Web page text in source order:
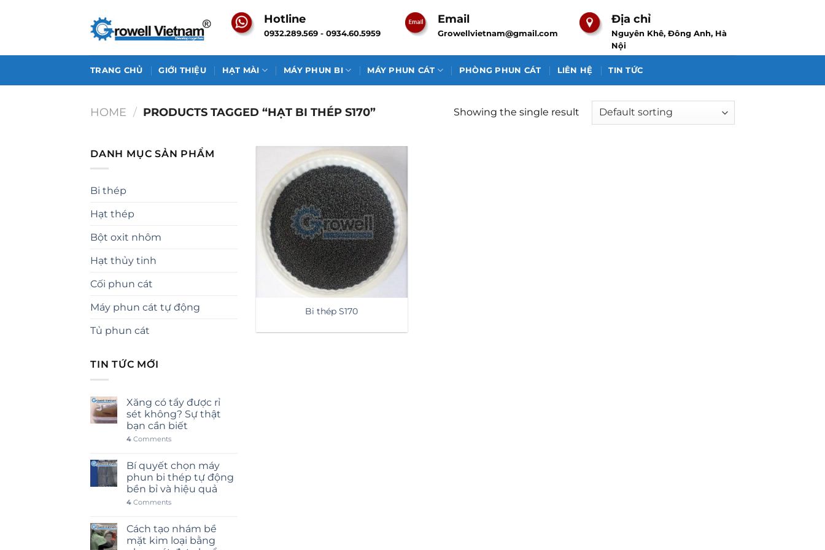
Hotline
0932.289.569 - 0934.60.5959
Email
Growellvietnam@gmail.com
Địa chỉ
Nguyên Khê, Đông Anh, Hà
Nội
TRANG CHỦ GIỚI THIỆU HẠT MÀI MÁY PHUN BI MÁY PHUN CÁT PHÒNG PHUN CÁT LIÊN HỆ TIN TỨC
HOME / PRODUCTS TAGGED “HẠT BI THÉP S170” Showing the single result
DANH MỤC SẢN PHẨM
Bi thép
Hạt thép
Bột oxit nhôm
Hạt thủy tinh
Cối phun cát
Máy phun cát tự động
Tủ phun cát
TIN TỨC MỚI
Xăng có tẩy được rỉ
sét không? Sự thật
bạn cần biết
4 Comments
Bí quyết chọn máy
phun bi thép tự động
bền bỉ và hiệu quả
4 Comments
Cách tạo nhám bề
mặt kim loại bằng
Bi thép S170